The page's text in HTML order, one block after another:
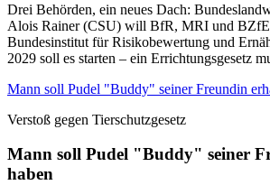
Drei Behörden, ein neues Dach:
Alois Rainer (CSU) will BfR, MRI und BZfE
Bundesinstitut für Risikobewertung und
2029 soll es starten – ein Errichtungsgesetz
Mann soll Pudel "Buddy" seiner Freundin
Verstoß gegen Tierschutzgesetz
Mann soll Pudel "Buddy" seiner
haben